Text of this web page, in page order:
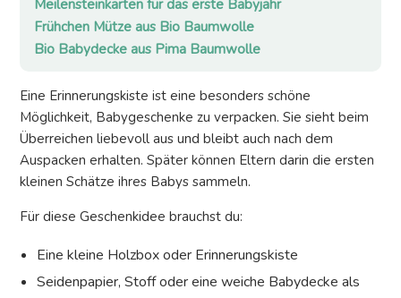
Meilensteinkarten für das erste Babyjahr
Frühchen Mütze aus Bio Baumwolle
Bio Babydecke aus Pima Baumwolle
Eine Erinnerungskiste ist eine besonders schöne
Möglichkeit, Babygeschenke zu verpacken. Sie sieht beim
Überreichen liebevoll aus und bleibt auch nach dem
Auspacken erhalten. Später können Eltern darin die ersten
kleinen Schätze ihres Babys sammeln.
Für diese Geschenkidee brauchst du:
Eine kleine Holzbox oder Erinnerungskiste
Seidenpapier, Stoff oder eine weiche Babydecke als